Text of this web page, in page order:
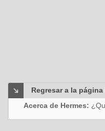
Regresar a la
Acerca de Hermes: